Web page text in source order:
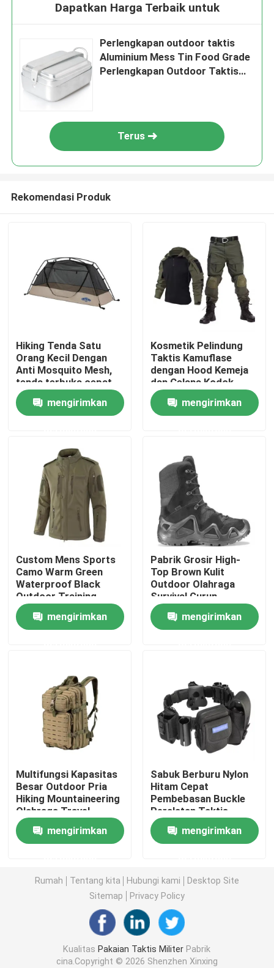
Rumah
Produk
video
Tentang Kami
Tur Pabrik
Kontrol Kualitas
Berita
Minta Kutipan
Rompi anti peluru taktis militer
Helm Balistik Taktis
Peralatan anti peluru
Ransel Taktis Militer
Perlengkapan Luar Ruangan Taktis
Sepatu Taktis Tempur
Rompi Taktis Tempur
Dapatkan Harga Terbaik untuk
Perlengkapan outdoor taktis
Aluminium Mess Tin Food Grade
Perlengkapan Outdoor Taktis
Terus
Rekomendasi Produk
Hiking Tenda Satu
Orang Kecil Dengan
Anti Mosquito Mesh,
tenda terbuka cepat
mengirimkan
Kosmetik Pelindung
Taktis Kamuflase
dengan Hood Kemeja
dan Celana Kodok
Pelatihan Bernafas
mengirimkan
Custom Mens Sports
Camo Warm Green
Waterproof Black
Outdoor Training
Softshell Polar Fleece
Angkatan Laut Musim
Dingin Jaket Taktis
mengirimkan
Pabrik Grosir High-
Top Brown Kulit
Outdoor Olahraga
Survival Gurun
Keamanan Taktis
Combat Boots
mengirimkan
Multifungsi Kapasitas
Besar Outdoor Pria
Hiking Mountaineering
Olahraga Travel
Camping Rucksack
Tas ransel Asal Taktis
mengirimkan
Sabuk Berburu Nylon
Hitam Cepat
Pembebasan Buckle
Peralatan Taktis
Pelatihan Molle
Holster Sabuk Taktis
Pria
mengirimkan
Rumah Tentang kita Hubungi kami
Desktop Site
Sitemap
Privacy Policy
Kualitas Pakaian Taktis Militer Pabrik
cina.Copyright © 2026 Shenzhen Xinxing